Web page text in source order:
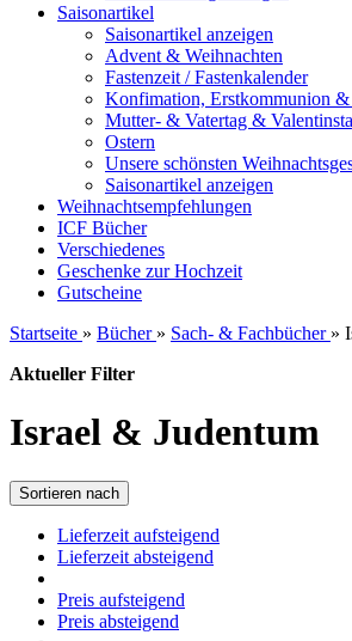
Saisonartikel
Saisonartikel anzeigen
Advent & Weihnachten
Fastenzeit / Fastenkalender
Konfimation, Erstkommunion
Mutter- & Vatertag &
Ostern
Unsere schönsten
Saisonartikel anzeigen
Weihnachtsempfehlungen
ICF Bücher
Verschiedenes
Geschenke zur Hochzeit
Gutscheine
Startseite » Bücher » Sach- & Fachbücher »
Aktueller Filter
Israel & Judentum
Sortieren nach
Lieferzeit aufsteigend
Lieferzeit absteigend
Preis aufsteigend
Preis absteigend